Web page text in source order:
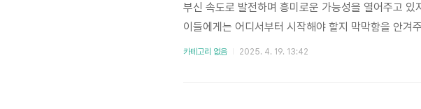
부신 속도로 발전하며 흥미로운 가능성을 열어주고
이들에게는 어디서부터 시작해야 할지 막막함을 안겨
익히는 실전 LLM'은 이론적 논의를 넘어 구체적인 기
카테고리 없음 2025. 4. 19. 13:42